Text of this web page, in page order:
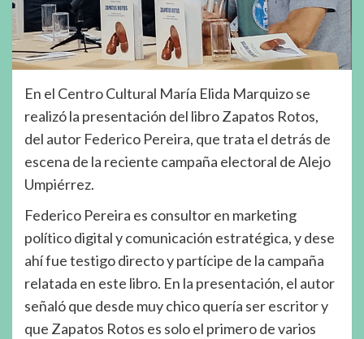
En el Centro Cultural María Elida Marquizo se
realizó la presentación del libro Zapatos Rotos,
del autor Federico Pereira, que trata el detrás de
escena de la reciente campaña electoral de Alejo
Umpiérrez.
Federico Pereira es consultor en marketing
político digital y comunicación estratégica, y dese
ahí fue testigo directo y partícipe de la campaña
relatada en este libro. En la presentación, el autor
señaló que desde muy chico quería ser escritor y
que Zapatos Rotos es solo el primero de varios